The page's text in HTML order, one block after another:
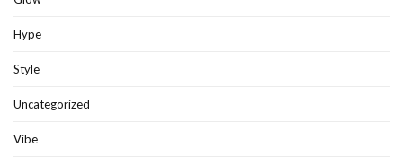
Hype
Style
Uncategorized
Vibe